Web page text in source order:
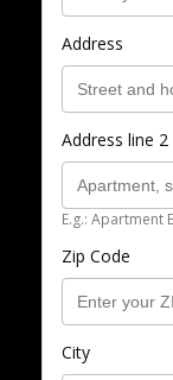
Address
Address line
E.g.: Apartment
Zip Code
City